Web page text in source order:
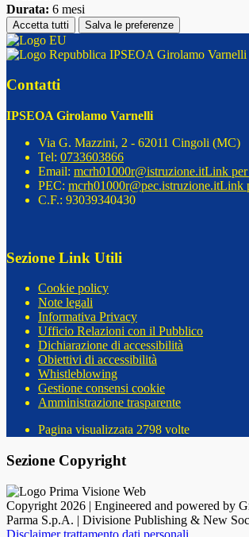
Durata: 6 mesi
Accetta tutti Salva le preferenze
IPSEOA Girolamo Varnelli
Contatti
IPSEOA Girolamo Varnelli
Via G. Mazzini, 2 - 62011 Cingoli (MC)
Tel: 0733603866
Email: mcrh01000r@istruzione.itLink per
PEC: mcrh01000r@pec.istruzione.itLink
C.F.: 93039340430
Sezione Link Utili
Cookie policy
Note legali
Informativa Privacy
Ufficio Relazioni con il Pubblico
Dichiarazione di accessibilità
Obiettivi di accessibilità
Whistleblowing
Gestione consensi cookie
Amministrazione trasparente
Pagina visualizzata 2798 volte
Sezione Copyright
Copyright 2026 | Engineered and powered by
Parma S.p.A. | Divisione Publishing & New
Disclaimer trattamento dati personali